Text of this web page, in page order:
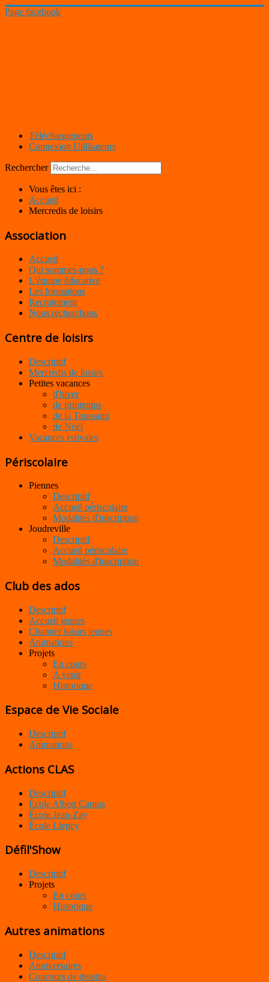
Page facebook
Téléchargements
Connexion Utilisateurs
Rechercher
Vous êtes ici :
Accueil
Mercredis de loisirs
Association
Accueil
Qui sommes-nous ?
L'équipe éducative
Les formations
Recrutement
Nous recherchons
Centre de loisirs
Descriptif
Mercredis de loisirs
Petites vacances
d'hiver
de printemps
de la Toussaint
de Noël
Vacances estivales
Périscolaire
Piennes
Descriptif
Accueil périscolaire
Modalités d'inscription
Joudreville
Descriptif
Accueil périscolaire
Modalités d'inscription
Club des ados
Descriptif
Accueil jeunes
Chantier loisirs jeunes
Animations
Projets
En cours
A venir
Historique
Espace de Vie Sociale
Descriptif
Animations
Actions CLAS
Descriptif
École Albert Camus
École Jean-Zay
École Liegey
Défil'Show
Descriptif
Projets
En cours
Historique
Autres animations
Descriptif
Anniversaires
Concours de dessins